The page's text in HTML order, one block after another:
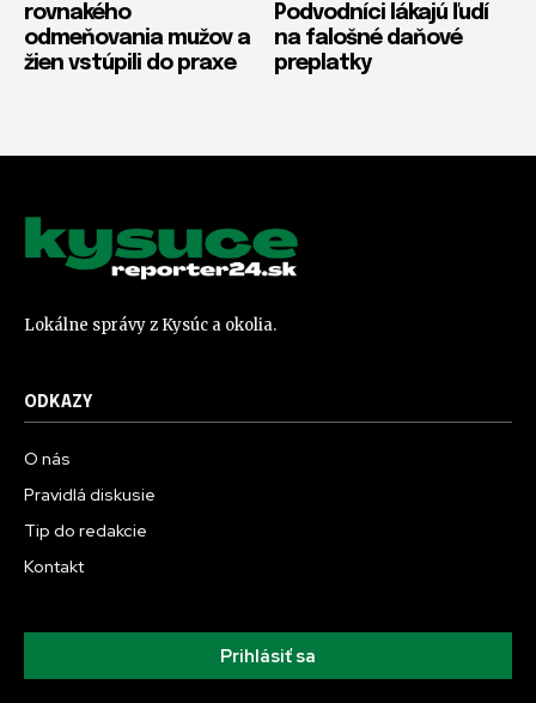
rovnakého
odmeňovania mužov a
žien vstúpili do praxe
Podvodníci lákajú ľudí
na falošné daňové
preplatky
Lokálne správy z Kysúc a okolia.
ODKAZY
O nás
Pravidlá diskusie
Tip do redakcie
Kontakt
Prihlásiť sa